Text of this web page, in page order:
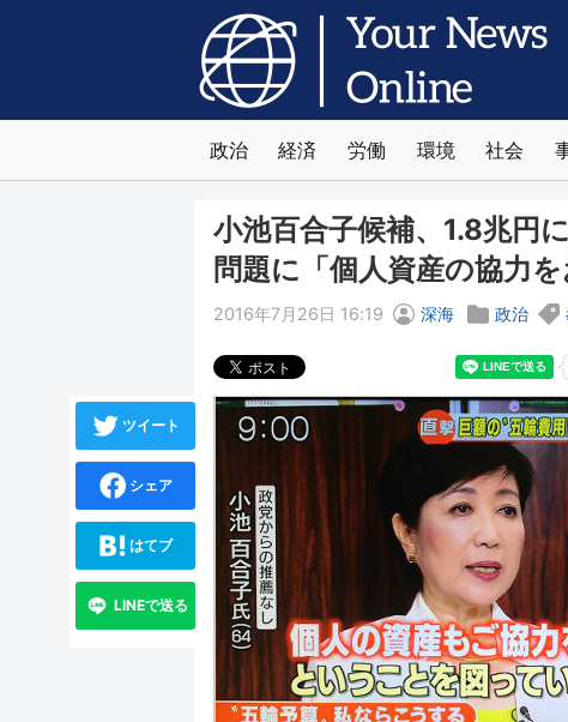
政治 経済 労働 環境 社会
小池百合子候補、1.8兆円
問題に「個人資産の協力
2016年7月26日 16:19 深海 政治
ツイート
シェア
はてブ
LINEで送る